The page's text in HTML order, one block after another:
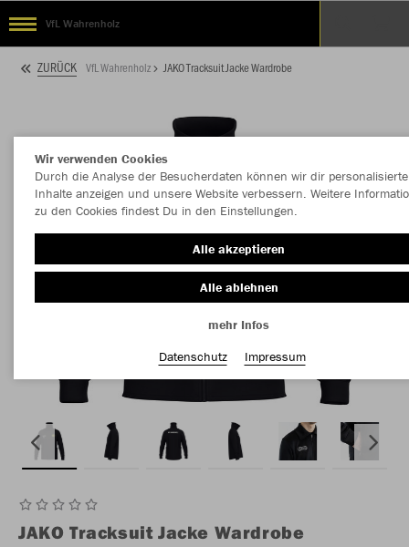
VfL Wahrenholz
ZURÜCK VfL Wahrenholz JAKO Tracksuit Jacke Wardrobe
JAKO Tracksuit Jacke Wardrobe
Wir verwenden Cookies
Durch die Analyse der Besucherdaten können wir dir personalisierte
Inhalte anzeigen und unsere Website verbessern. Weitere
zu den Cookies findest Du in den Einstellungen.
Alle akzeptieren
Alle ablehnen
mehr Infos
Datenschutz
Impressum